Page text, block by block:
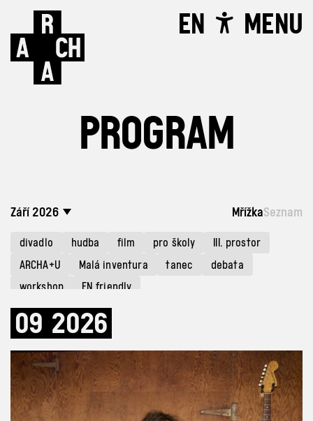
EN MENU
PROGRAM
Září 2026 MřížkaSeznam
divadlo hudba film pro školy
III. prostor
ARCHA+U
Malá inventura tanec
debata
workshop
EN friendly
09 2026